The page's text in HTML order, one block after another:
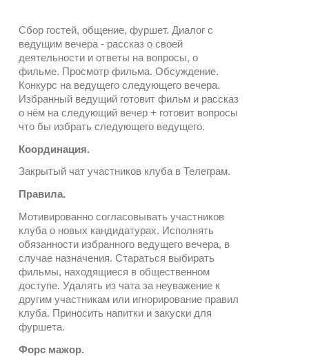
Сбор гостей, общение, фуршет. Диалог с
ведущим вечера - рассказ о своей
деятельности и ответы на вопросы, о
фильме. Просмотр фильма. Обсуждение.
Конкурс на ведущего следующего вечера.
Избранный ведущий готовит фильм и рассказ
о нём на следующий вечер + готовит вопросы
что бы избрать следующего ведущего.
Координация.
Закрытый чат участников клуба в Телеграм.
Правила.
Мотивированно согласовывать участников
клуба о новых кандидатурах. Исполнять
обязанности избранного ведущего вечера, в
случае назначения. Стараться выбирать
фильмы, находящиеся в общественном
доступе. Удалять из чата за неуважение к
другим участникам или игнорирование правил
клуба. Приносить напитки и закуски для
фуршета.
Форс мажор.